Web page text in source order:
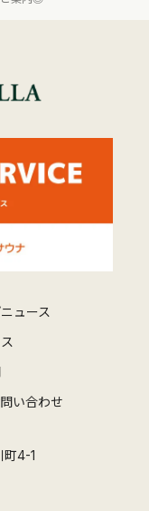
ュース
い合わせ
町4-1